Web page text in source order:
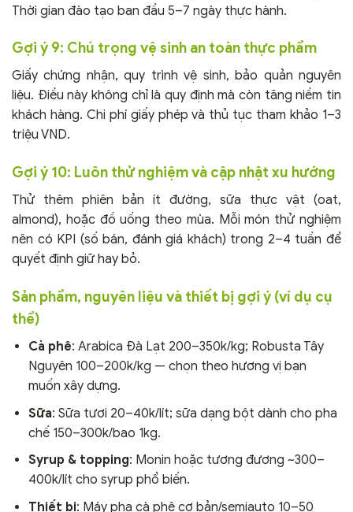
Thời gian đào tạo ban đầu 5–7 ngày thực hành.
Gợi ý 9: Chú trọng vệ sinh an toàn thực phẩm
Giấy chứng nhận, quy trình vệ sinh, bảo quản nguyên
liệu. Điều này không chỉ là quy định mà còn tăng niềm tin
khách hàng. Chi phí giấy phép và thủ tục tham khảo 1–3
triệu VND.
Gợi ý 10: Luôn thử nghiệm và cập nhật xu hướng
Thử thêm phiên bản ít đường, sữa thực vật (oat,
almond), hoặc đồ uống theo mùa. Mỗi món thử nghiệm
nên có KPI (số bán, đánh giá khách) trong 2–4 tuần để
quyết định giữ hay bỏ.
Sản phẩm, nguyên liệu và thiết bị gợi ý (ví dụ cụ
thể)
Cà phê: Arabica Đà Lạt 200–350k/kg; Robusta Tây
Nguyên 100–200k/kg — chọn theo hương vị bạn
muốn xây dựng.
Sữa: Sữa tươi 20–40k/lít; sữa dạng bột dành cho pha
chế 150–300k/bao 1kg.
Syrup & topping: Monin hoặc tương đương ~300–
400k/lít cho syrup phổ biến.
Thiết bị: Máy pha cà phê cơ bản/semiauto 10–50